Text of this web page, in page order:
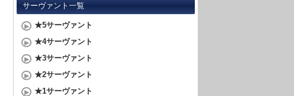
サーヴァント一覧
★5サーヴァント
★4サーヴァント
★3サーヴァント
★2サーヴァント
★1サーヴァント